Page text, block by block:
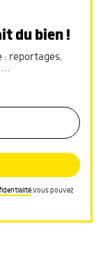
du bien !
: reportages,
…
.Vous pouvez